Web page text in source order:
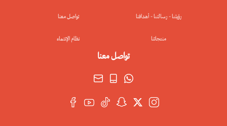
رؤيتنا - رسالتنا - أهدافنا
منتجاتنا
تواصل معنا
نظام الإنتماء